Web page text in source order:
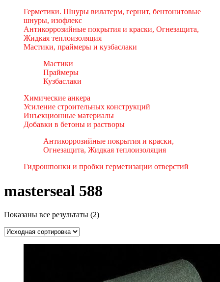
Герметики. Шнуры вилатерм, гернит, бентонитовые
шнуры, изофлекс
Антикоррозийные покрытия и краски, Огнезащита,
Жидкая теплоизоляция
Мастики, праймеры и кузбаслаки
Мастики
Праймеры
Кузбаслаки
Химические анкера
Усиление строительных конструкций
Инъекционные материалы
Добавки в бетоны и растворы
Антикоррозийные покрытия и краски,
Огнезащита, Жидкая теплоизоляция
Гидрошпонки и пробки герметизации отверстий
masterseal 588
Показаны все результаты (2)